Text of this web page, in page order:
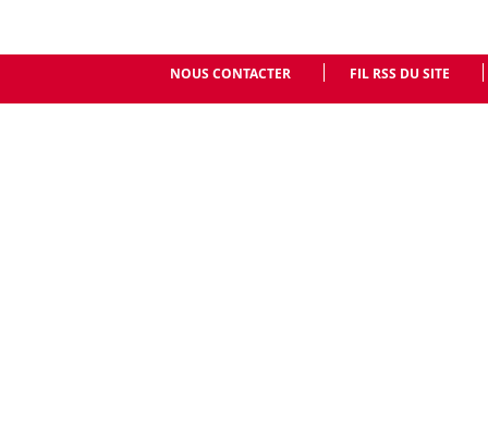
NOUS CONTACTER FIL RSS DU SITE